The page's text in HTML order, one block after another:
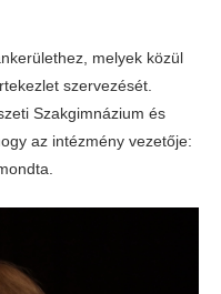
melyek közül
szervezését.
Szakgimnázium és
az intézmény vezetője: